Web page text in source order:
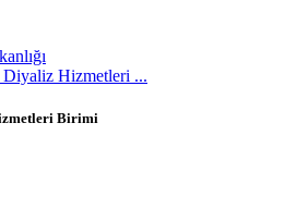
Hizmetleri ...
Birimi